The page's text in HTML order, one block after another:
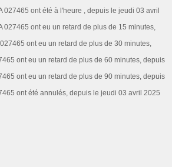
027465 ont été à l'heure , depuis le jeudi 03 avril
027465 ont eu un retard de plus de 15 minutes,
ont eu un retard de plus de 30 minutes,
ont eu un retard de plus de 60 minutes, depuis
ont eu un retard de plus de 90 minutes, depuis
ont été annulés, depuis le jeudi 03 avril 2025